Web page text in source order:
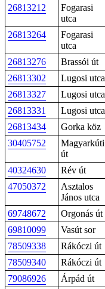
26813212
Fogarasi
utca
26813264
Fogarasi
utca
26813276 Brassói út
26813302
Lugosi utca
26813327
Lugosi utca
26813331
Lugosi utca
26813434
Gorka köz
30405752
Magyarkúti
út
40324630 Rév út
47050372
Asztalos
János utca
69748672 Orgonás út
69810099
Vasút sor
78509338
Rákóczi út
78509340
Rákóczi út
79086926
Árpád út